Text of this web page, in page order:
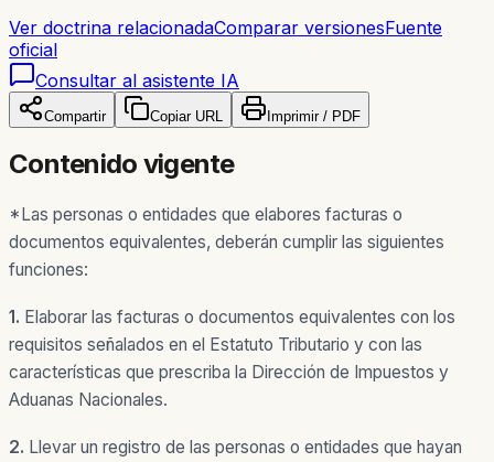
Ver doctrina relacionadaComparar versionesFuente
oficial
Consultar al asistente IA
Compartir Copiar URL Imprimir / PDF
Contenido vigente
*Las personas o entidades que elabores facturas o
documentos equivalentes, deberán cumplir las siguientes
funciones:
1. Elaborar las facturas o documentos equivalentes con los
requisitos señalados en el Estatuto Tributario y con las
características que prescriba la Dirección de Impuestos y
Aduanas Nacionales.
2. Llevar un registro de las personas o entidades que hayan